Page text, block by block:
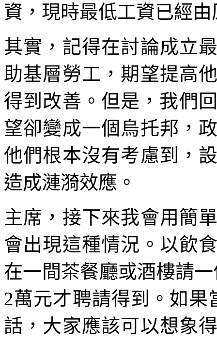
資，現時最低工資已經
其實，記得在討論成立
助基層勞工，期望提高
得到改善。但是，我們
望卻變成一個烏托邦，
他們根本沒有考慮到，
造成漣漪效應。
主席，接下來我會用簡
會出現這種情況。以飲
在一間茶餐廳或酒樓請
2萬元才聘請得到。如
話，大家應該可以想象